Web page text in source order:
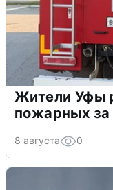
Жители Уфы
пожарных за
8 августа 0